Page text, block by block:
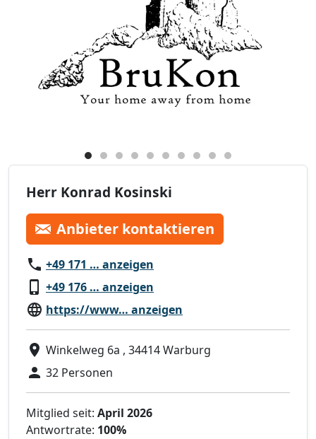
Herr Konrad Kosinski
Anbieter kontaktieren
+49 171 … anzeigen
+49 176 … anzeigen
https://www… anzeigen
Winkelweg 6a , 34414 Warburg
32 Personen
Mitglied seit: April 2026
Antwortrate: 100%